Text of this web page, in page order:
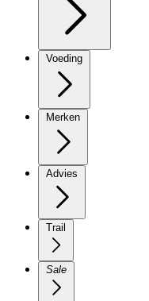
Voeding
Merken
Advies
Trail
Sale